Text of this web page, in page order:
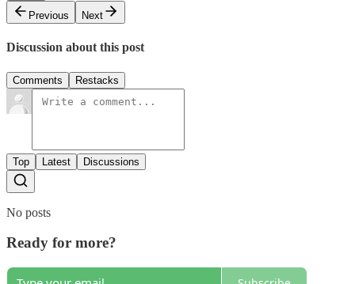
Previous
Next
Discussion about this post
Comments Restacks
Top Latest Discussions
No posts
Ready for more?